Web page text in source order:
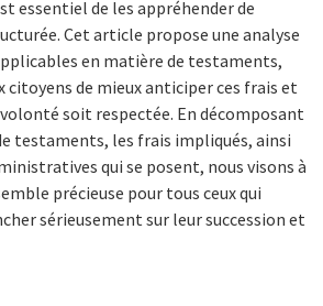
essentiel de les appréhender de
Cet article propose une analyse
en matière de testaments,
de mieux anticiper ces frais et
volonté soit respectée. En décomposant
testaments, les frais impliqués, ainsi
qui se posent, nous visons à
précieuse pour tous ceux qui
sérieusement sur leur succession et